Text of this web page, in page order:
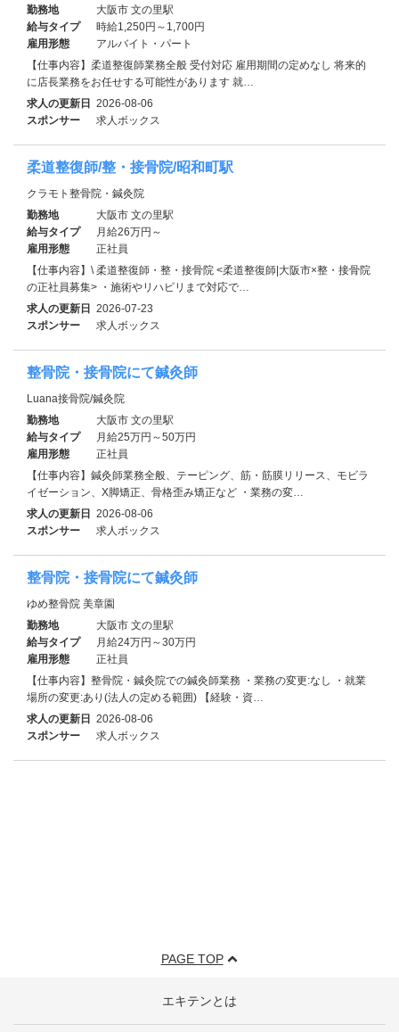
勤務地
大阪市 文の里駅
給与タイプ
時給1,250円～1,700円
雇用形態
アルバイト・パート
【仕事内容】柔道整復師業務全般 受付対応 雇用期間の定めなし 将来的
に店長業務をお任せする可能性があります 就…
求人の更新日 2026-08-06
スポンサー
求人ボックス
柔道整復師/整・接骨院/昭和町駅
クラモト整骨院・鍼灸院
勤務地
大阪市 文の里駅
給与タイプ
月給26万円～
雇用形態
正社員
【仕事内容】\ 柔道整復師・整・接骨院 <柔道整復師|大阪市×整・接骨院
の正社員募集> ・施術やリハビリまで対応で…
求人の更新日 2026-07-23
スポンサー
求人ボックス
整骨院・接骨院にて鍼灸師
Luana接骨院/鍼灸院
勤務地
大阪市 文の里駅
給与タイプ
月給25万円～50万円
雇用形態
正社員
【仕事内容】鍼灸師業務全般、テーピング、筋・筋膜リリース、モビラ
イゼーション、X脚矯正、骨格歪み矯正など ・業務の変…
求人の更新日 2026-08-06
スポンサー
求人ボックス
整骨院・接骨院にて鍼灸師
ゆめ整骨院 美章園
勤務地
大阪市 文の里駅
給与タイプ
月給24万円～30万円
雇用形態
正社員
【仕事内容】整骨院・鍼灸院での鍼灸師業務 ・業務の変更:なし ・就業
場所の変更:あり(法人の定める範囲) 【経験・資…
求人の更新日 2026-08-06
スポンサー
求人ボックス
PAGE TOP
エキテンとは